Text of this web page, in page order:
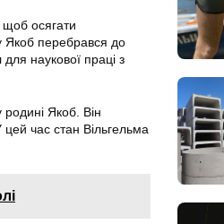
щоб осягати
Якоб перебрався до
наукової праці з
Якоб. Він
час стан Вільгельма